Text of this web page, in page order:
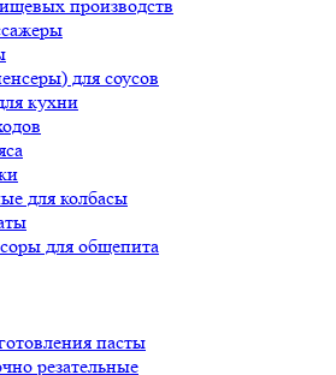
производств
для соусов
кухни
для колбасы
для общепита
пасты
резательные